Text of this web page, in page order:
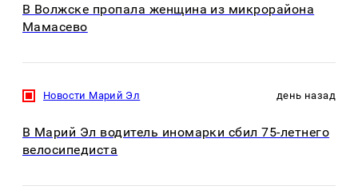
В Волжске пропала женщина из микрорайона
Мамасево
Новости Марий Эл день назад
В Марий Эл водитель иномарки сбил 75-летнего
велосипедиста